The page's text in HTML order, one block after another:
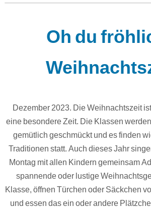
Oh du
Dezember 2023. Die Weihnachtszeit
eine besondere Zeit. Die Klassen
gemütlich geschmückt und es finden
Traditionen statt. Auch dieses Jahr
Montag mit allen Kindern gemeinsam
spannende oder lustige
Klasse, öffnen Türchen oder Säckchen
und essen das ein oder andere